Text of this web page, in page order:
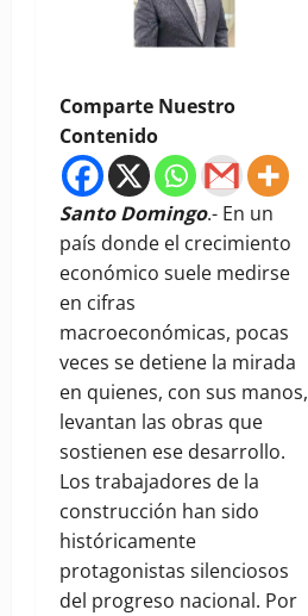
Comparte Nuestro
Contenido
Santo Domingo.- En un
país donde el crecimiento
económico suele medirse
en cifras
macroeconómicas, pocas
veces se detiene la mirada
en quienes, con sus manos,
levantan las obras que
sostienen ese desarrollo.
Los trabajadores de la
construcción han sido
históricamente
protagonistas silenciosos
del progreso nacional. Por